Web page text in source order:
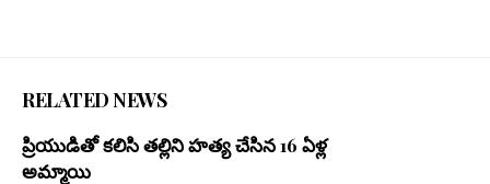
RELATED NEWS
ప్రియుడితో కలిసి తల్లిని హత్య చేసిన 16 ఏళ్ల
అమ్మాయి